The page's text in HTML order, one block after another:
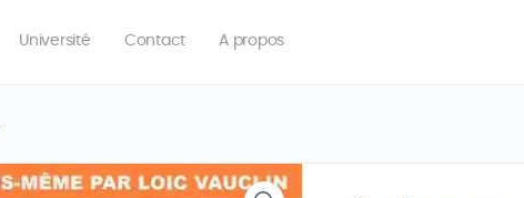
Université Contact A propos